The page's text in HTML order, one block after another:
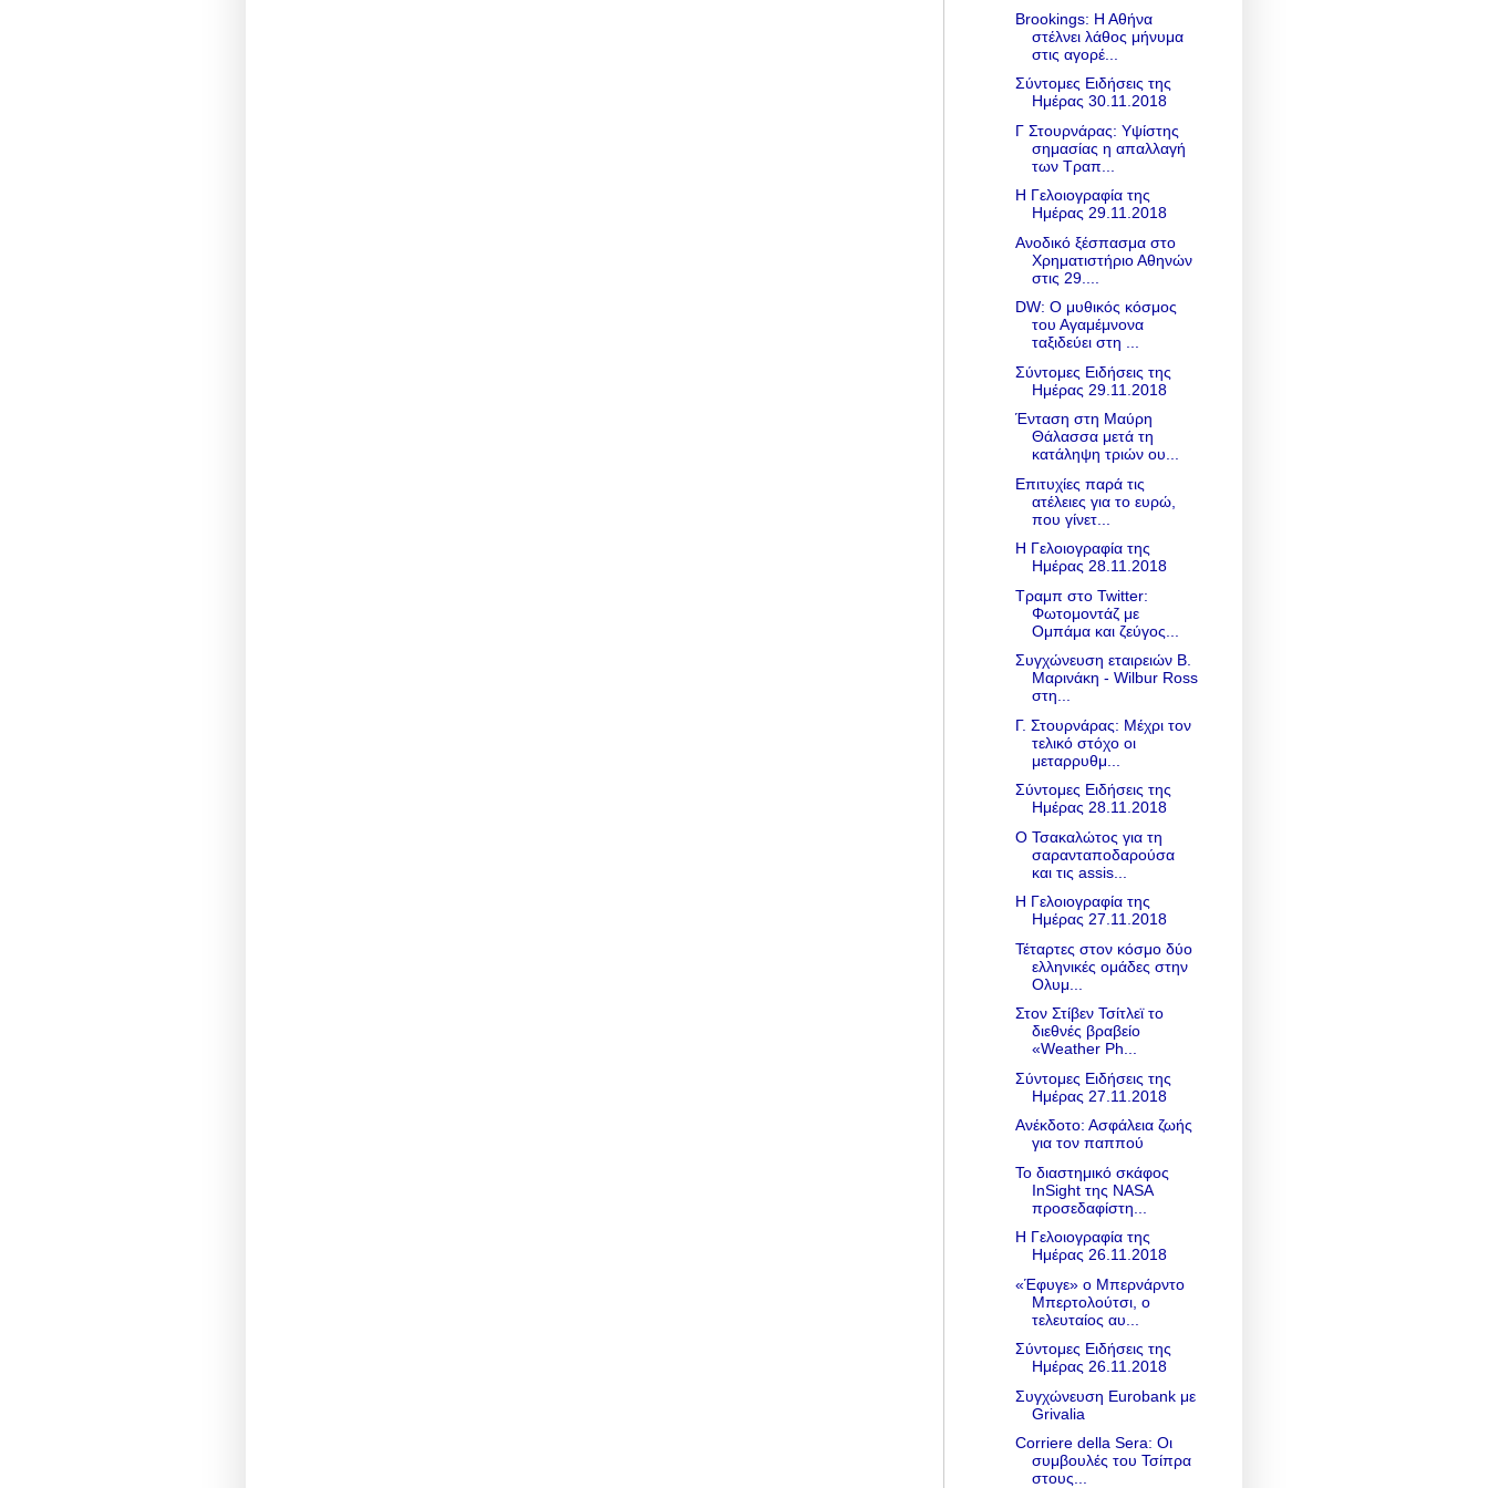
Brookings: Η Αθήνα
στέλνει λάθος μήνυμα
στις αγορέ...
Σύντομες Ειδήσεις της
Ημέρας 30.11.2018
Γ Στουρνάρας: Υψίστης
σημασίας η απαλλαγή
των Τραπ...
Η Γελοιογραφία της
Ημέρας 29.11.2018
Ανοδικό ξέσπασμα στο
Χρηματιστήριο Αθηνών
στις 29....
DW: O μυθικός κόσμος
του Αγαμέμνονα
ταξιδεύει στη ...
Σύντομες Ειδήσεις της
Ημέρας 29.11.2018
Ένταση στη Μαύρη
Θάλασσα μετά τη
κατάληψη τριών ου...
Επιτυχίες παρά τις
ατέλειες για το ευρώ,
που γίνετ...
Η Γελοιογραφία της
Ημέρας 28.11.2018
Τραμπ στο Twitter:
Φωτομοντάζ με
Ομπάμα και ζεύγος...
Συγχώνευση εταιρειών Β.
Μαρινάκη - Wilbur Ross
στη...
Γ. Στουρνάρας: Μέχρι τον
τελικό στόχο οι
μεταρρυθμ...
Σύντομες Ειδήσεις της
Ημέρας 28.11.2018
Ο Τσακαλώτος για τη
σαρανταποδαρούσα
και τις assis...
Η Γελοιογραφία της
Ημέρας 27.11.2018
Τέταρτες στον κόσμο δύο
ελληνικές ομάδες στην
Ολυμ...
Στον Στίβεν Τσίτλεϊ το
διεθνές βραβείο
«Weather Ph...
Σύντομες Ειδήσεις της
Ημέρας 27.11.2018
Ανέκδοτο: Ασφάλεια ζωής
για τον παππού
Το διαστημικό σκάφος
InSight της NASA
προσεδαφίστη...
Η Γελοιογραφία της
Ημέρας 26.11.2018
«Έφυγε» ο Μπερνάρντο
Μπερτολούτσι, ο
τελευταίος αυ...
Σύντομες Ειδήσεις της
Ημέρας 26.11.2018
Συγχώνευση Eurobank με
Grivalia
Corriere della Sera: Οι
συμβουλές του Τσίπρα
στους...